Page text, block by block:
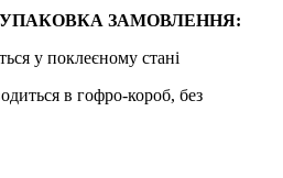
ЗАМОВЛЕННЯ:
у поклеєному стані
в гофро-короб, без